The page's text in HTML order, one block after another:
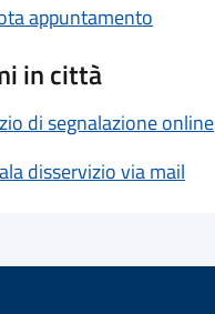
appuntamento
in città
di segnalazione online
disservizio via mail